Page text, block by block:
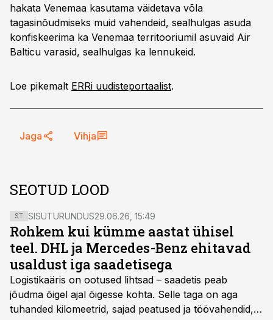
hakata Venemaa kasutama väidetava võla
tagasinõudmiseks muid vahendeid, sealhulgas asuda
konfiskeerima ka Venemaa territooriumil asuvaid Air
Balticu varasid, sealhulgas ka lennukeid.
Loe pikemalt ERRi uudisteportaalist.
Jaga Vihja
SEOTUD LOOD
ST SISUTURUNDUS29.06.26, 15:49
Rohkem kui kümme aastat ühisel
teel. DHL ja Mercedes-Benz ehitavad
usaldust iga saadetisega
Logistikaäris on ootused lihtsad – saadetis peab
jõudma õigel ajal õigesse kohta. Selle taga on aga
tuhanded kilomeetrid, sajad peatused ja töövahendid,